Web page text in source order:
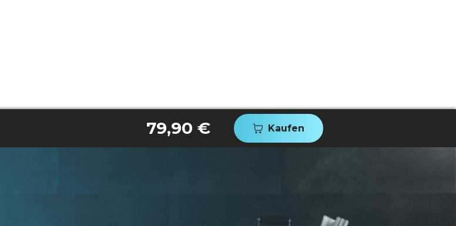
79,90 € Kaufen